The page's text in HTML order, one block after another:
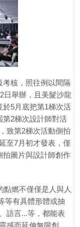
考核，照往例以間隔
日舉辦，且美髮沙龍
5月底把第1梯次活
第2梯次設計師對活
致第2梯次活動側拍
至7月初才發表，僅
拍圖片與設計師創作
點燃不僅僅是人與人
等有具體形體或抽
語言...等，都能表
感而延伸無限創